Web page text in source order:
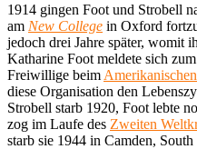
1914 gingen Foot und Strobell
am New College in Oxford
jedoch drei Jahre später, womit
Katharine Foot meldete sich
Freiwillige beim
diese Organisation den
Strobell starb 1920, Foot lebte
zog im Laufe des Zweiten
starb sie 1944 in Camden,